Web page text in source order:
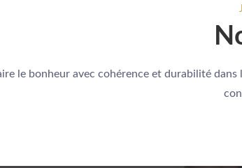
le bonheur avec cohérence et durabilité